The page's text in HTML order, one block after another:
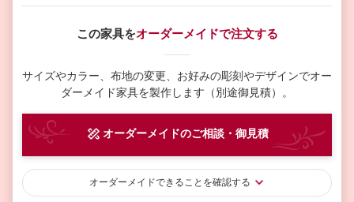
この家具をオーダーメイドで注文する
サイズやカラー、布地の変更、お好みの彫刻やデザインでオー
ダーメイド家具を製作します（別途御見積）。
オーダーメイドのご相談・御見積
オーダーメイドできることを確認する